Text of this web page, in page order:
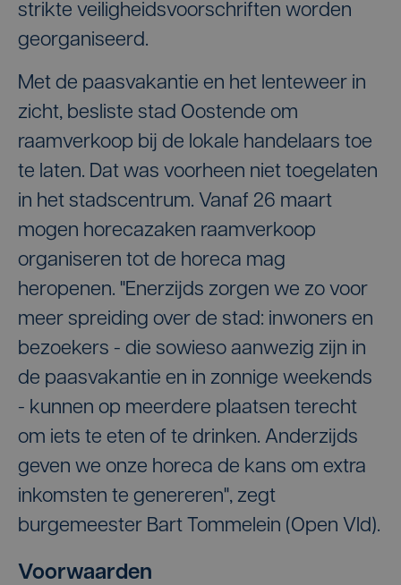
strikte veiligheidsvoorschriften worden
georganiseerd.
Met de paasvakantie en het lenteweer in
zicht, besliste stad Oostende om
raamverkoop bij de lokale handelaars toe
te laten. Dat was voorheen niet toegelaten
in het stadscentrum. Vanaf 26 maart
mogen horecazaken raamverkoop
organiseren tot de horeca mag
heropenen. "Enerzijds zorgen we zo voor
meer spreiding over de stad: inwoners en
bezoekers - die sowieso aanwezig zijn in
de paasvakantie en in zonnige weekends
- kunnen op meerdere plaatsen terecht
om iets te eten of te drinken. Anderzijds
geven we onze horeca de kans om extra
inkomsten te genereren", zegt
burgemeester Bart Tommelein (Open Vld).
Voorwaarden